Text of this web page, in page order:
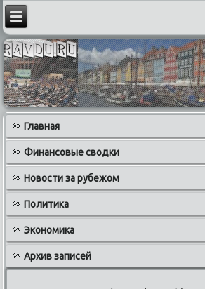
Главная
Финансовые сводки
Новости за рубежом
Политика
Экономика
Архив записей